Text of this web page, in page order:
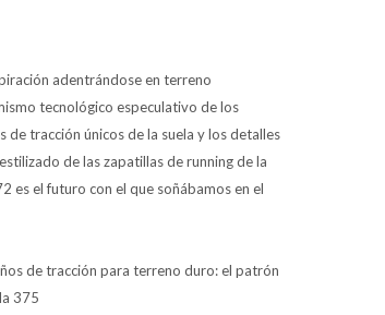
adentrándose en terreno
tecnológico especulativo de los
tracción únicos de la suela y los detalles
de las zapatillas de running de la
es el futuro con el que soñábamos en el
de tracción para terreno duro: el patrón
375